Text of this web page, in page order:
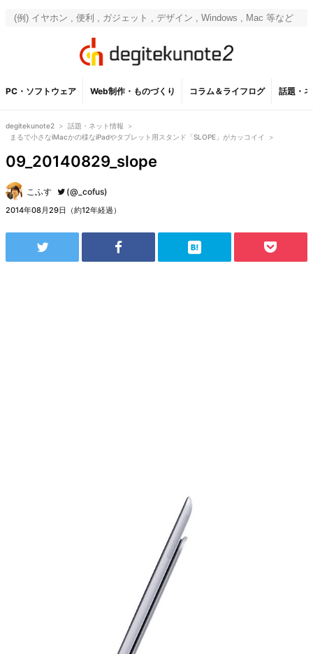
PC・ソフトウェア Web制作・ものづくり コラム＆ライフログ 話題・
degitekunote2 > 話題・ネット情報
>
まるで小さなiMacかの様なiPadやタブレット用スタンド「SLOPE」がカッコイイ
>
09_20140829_slope
こふす (@_cofus)
2014年08月29日（約12年経過）